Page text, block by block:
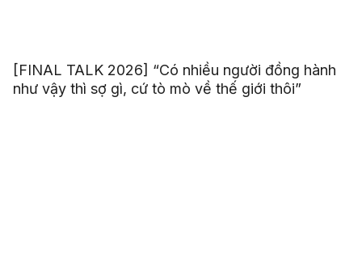
[FINAL TALK 2026] “Có nhiều người đồng hành
như vậy thì sợ gì, cứ tò mò về thế giới thôi”